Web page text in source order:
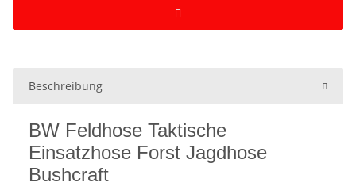
Beschreibung
BW Feldhose Taktische
Einsatzhose Forst Jagdhose
Bushcraft